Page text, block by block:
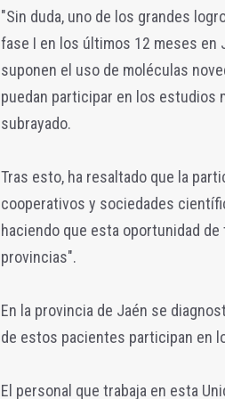
"Sin duda, uno de los grandes
fase I en los últimos 12 meses en
suponen el uso de moléculas
puedan participar en los estudios
subrayado.
Tras esto, ha resaltado que la
cooperativos y sociedades
haciendo que esta oportunidad
provincias".
En la provincia de Jaén se
de estos pacientes participan en
El personal que trabaja en esta